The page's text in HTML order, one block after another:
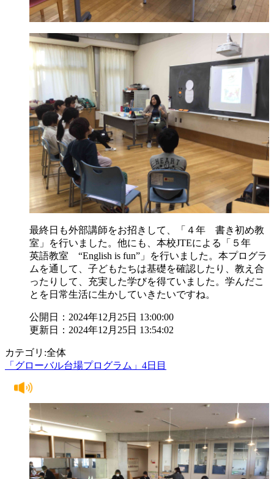
最終日も外部講師をお招きして、「４年 書き初め教
室」を行いました。他にも、本校JTEによる「５年
英語教室 “English is fun”」を行いました。本プログラ
ムを通して、子どもたちは基礎を確認したり、教え合
ったりして、充実した学びを得ていました。学んだこ
とを日常生活に生かしていきたいですね。
公開日：2024年12月25日 13:00:00
更新日：2024年12月25日 13:54:02
カテゴリ:全体
「グローバル台場プログラム」4日目